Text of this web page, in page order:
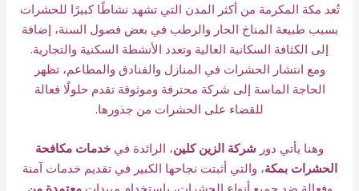
تُعد مكة المكرمة من أكثر المدن التي تشهد نشاطًا كبيرًا للحشرات
بسبب طبيعة المناخ الحار والرطب في بعض فصول السنة، إضافة
إلى الكثافة السكانية العالية وتعدد الأنشطة السكنية والتجارية.
ومع انتشار الحشرات في المنازل والفنادق والمطاعم، تظهر
الحاجة الماسة إلى شركة محترفة وموثوقة تقدم حلولًا فعالة
للقضاء على الحشرات من جذورها.
وهنا يأتي دور شركة الزين كلين، الرائدة في خدمات مكافحة
الحشرات بمكة، والتي أثبتت نجاحها الكبير في تقديم خدمات آمنة
وفعالة ضد جميع أنواع الحشرات، باستخدام مبيداتمعتمدة من